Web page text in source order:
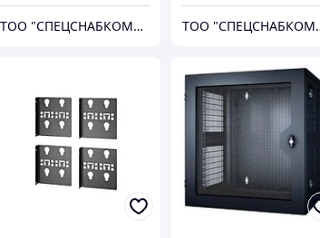
ТОО "СПЕЦСНАБКОМПЛЕКТ-Т" ТОО